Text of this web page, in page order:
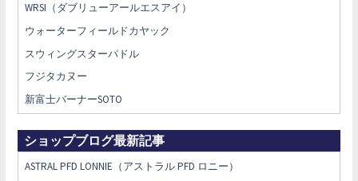
WRSI（ダブリューアールエスアイ）
ウォーターフィールドカヤック
スウィングスターパドル
フジタカヌー
新富士バーナーSOTO
ショップブログ最新記事
ASTRAL PFD LONNIE（アストラル PFD ロニー）